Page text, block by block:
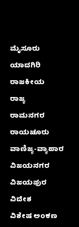
ಮೈಸೂರು
ಯಾದಗಿರಿ
ರಾಜಕೀಯ
ರಾಜ್ಯ
ರಾಮನಗರ
ರಾಯಚೂರು
ವಾಣಿಜ್ಯ-ವ್ಯಾಪಾರ
ವಿಜಯನಗರ
ವಿಜಯಪುರ
ವಿದೇಶ
ವಿಶೇಷ ಅಂಕಣ